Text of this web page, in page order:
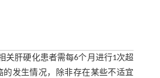
关肝硬化患者需每6个月进行1次超
的发生情况，除非存在某些不适宜